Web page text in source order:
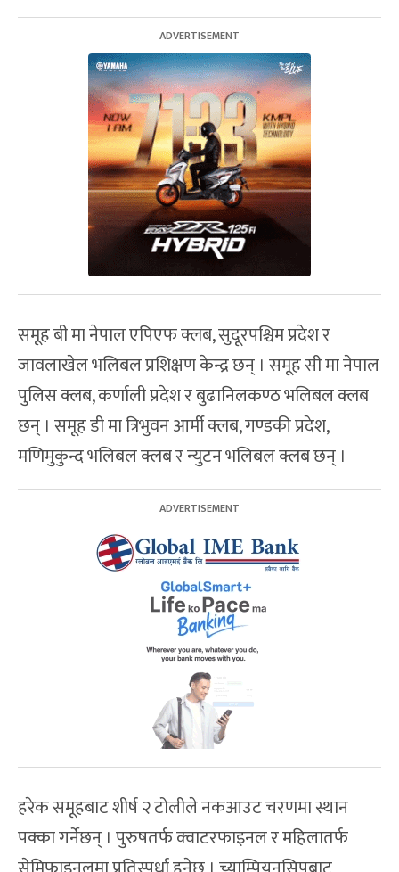
समूह बी मा नेपाल एपिएफ क्लब, सुदूरपश्चिम प्रदेश र
जावलाखेल भलिबल प्रशिक्षण केन्द्र छन् । समूह सी मा नेपाल
पुलिस क्लब, कर्णाली प्रदेश र बुढानिलकण्ठ भलिबल क्लब
छन् । समूह डी मा त्रिभुवन आर्मी क्लब, गण्डकी प्रदेश,
मणिमुकुन्द भलिबल क्लब र न्युटन भलिबल क्लब छन् ।
हरेक समूहबाट शीर्ष २ टोलीले नकआउट चरणमा स्थान
पक्का गर्नेछन् । पुरुषतर्फ क्वाटरफाइनल र महिलातर्फ